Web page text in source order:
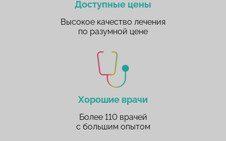
Доступные цены
Высокое качество лечения
по разумной цене
Хорошие врачи
Более 110 врачей
с большим опытом